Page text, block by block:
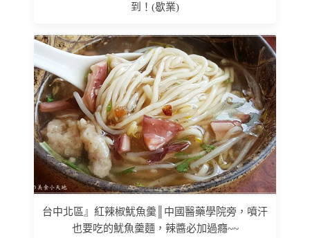
到！(歇業)
台中北區』紅辣椒魷魚羹║中國醫藥學院旁，噴汗
也要吃的魷魚羹麵，辣醬必加過癮~~